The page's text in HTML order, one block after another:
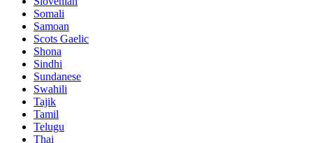
Somali
Samoan
Scots Gaelic
Shona
Sindhi
Sundanese
Swahili
Tajik
Tamil
Telugu
Thai